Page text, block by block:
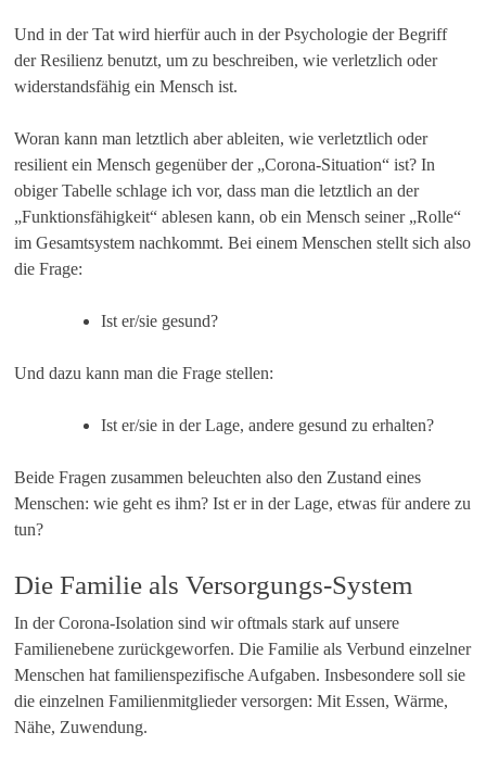
Und in der Tat wird hierfür auch in der Psychologie der Begriff
der Resilienz benutzt, um zu beschreiben, wie verletzlich oder
widerstandsfähig ein Mensch ist.
Woran kann man letztlich aber ableiten, wie verletztlich oder
resilient ein Mensch gegenüber der „Corona-Situation“ ist? In
obiger Tabelle schlage ich vor, dass man die letztlich an der
„Funktionsfähigkeit“ ablesen kann, ob ein Mensch seiner „Rolle“
im Gesamtsystem nachkommt. Bei einem Menschen stellt sich also
die Frage:
Ist er/sie gesund?
Und dazu kann man die Frage stellen:
Ist er/sie in der Lage, andere gesund zu erhalten?
Beide Fragen zusammen beleuchten also den Zustand eines
Menschen: wie geht es ihm? Ist er in der Lage, etwas für andere zu
tun?
Die Familie als Versorgungs-System
In der Corona-Isolation sind wir oftmals stark auf unsere
Familienebene zurückgeworfen. Die Familie als Verbund einzelner
Menschen hat familienspezifische Aufgaben. Insbesondere soll sie
die einzelnen Familienmitglieder versorgen: Mit Essen, Wärme,
Nähe, Zuwendung.